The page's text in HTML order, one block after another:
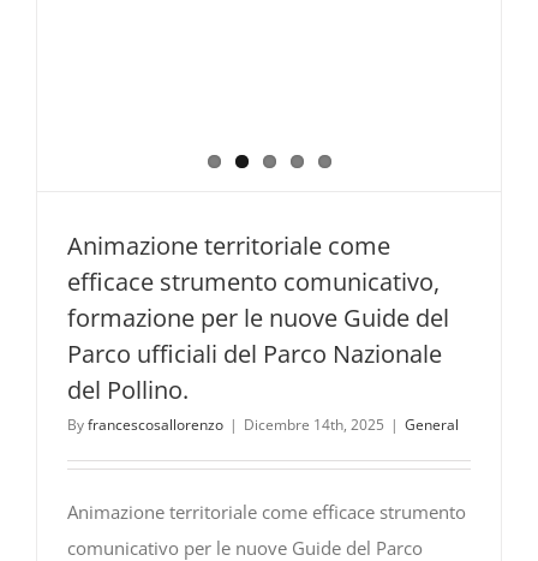
Animazione territoriale come
efficace strumento comunicativo,
formazione per le nuove Guide del
Parco ufficiali del Parco Nazionale
del Pollino.
Byfrancescosallorenzo | Dicembre 14th, 2025 | General
Animazione territoriale come efficace strumento
comunicativo per le nuove Guide del Parco